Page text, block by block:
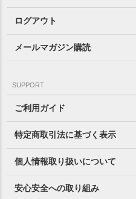
ログアウト
メールマガジン購読
SUPPORT
ご利用ガイド
特定商取引法に基づく表示
個人情報取り扱いについて
安心安全への取り組み